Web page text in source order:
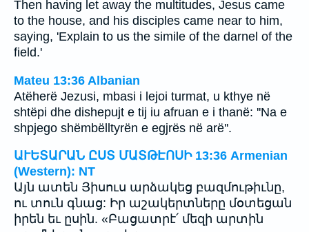
Then having let away the multitudes, Jesus came
to the house, and his disciples came near to him,
saying, 'Explain to us the simile of the darnel of the
field.'
Mateu 13:36 Albanian
Atëherë Jezusi, mbasi i lejoi turmat, u kthye në
shtëpi dhe dishepujt e tij iu afruan e i thanë: ''Na e
shpjego shëmbëlltyrën e egjrës në arë''.
ԱՒԵՏԱՐԱՆ ԸՍՏ ՄԱՏԹԷՈՍԻ 13:36 Armenian
(Western): NT
Այն ատեն Յիսուս արձակեց բազմութիւնը,
ու տուն գնաց: Իր աշակերտները մօտեցան
իրեն եւ ըսին. «Բացատրէ՛ մեզի արտին